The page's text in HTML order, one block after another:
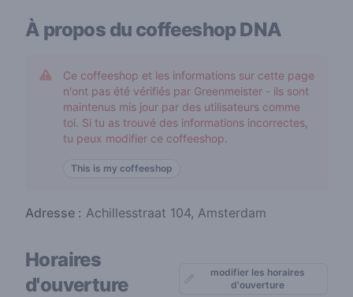
À propos du coffeeshopDNA
Ce coffeeshop et les informations sur cette page
n'ont pas été vérifiés par Greenmeister - ils sont
maintenus mis jour par des utilisateurs comme
toi. Si tu as trouvé des informations incorrectes,
tu peux modifier ce coffeeshop.
This is my coffeeshop
Adresse : Achillesstraat 104, Amsterdam
Horaires
d'ouverture
modifier les horaires
d'ouverture